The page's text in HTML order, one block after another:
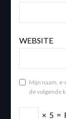
WEBSITE
Mijn naam,
de volgende
× 5 =